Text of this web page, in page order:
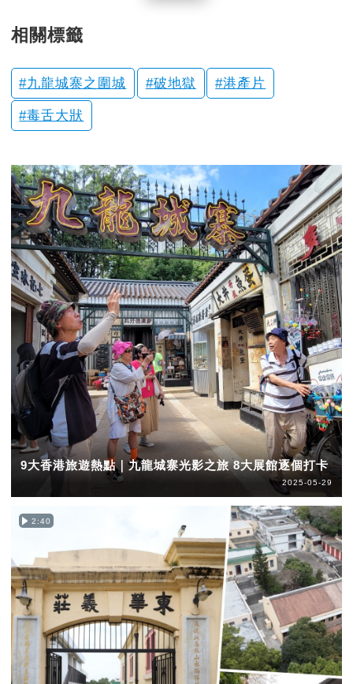
相關標籤
九龍城寨之圍城 破地獄 港產片
毒舌大狀
9大香港旅遊熱點｜九龍城寨光影之旅 8大展館逐個打卡
2025-05-29
2:40